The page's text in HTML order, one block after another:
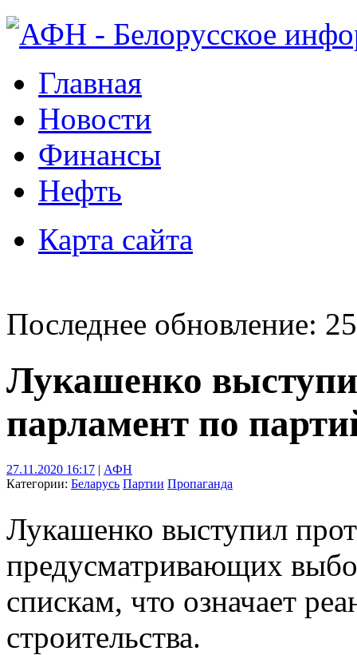
Главная
Новости
Финансы
Нефть
Карта сайта
Последнее обновление:
Лукашенко
парламент по
27.11.2020 16:17 | АФН
Категории: Беларусь Партии Пропаганда
Лукашенко выступил
предусматривающих
спискам, что означает
строительства.